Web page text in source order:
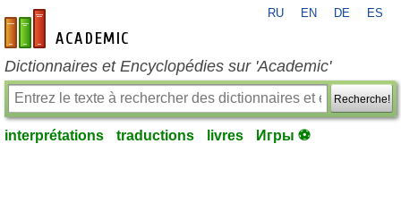
fr-academic.com
RU EN DE ES
Dictionnaires et Encyclopédies sur 'Academic'
Recherche!
interprétations traductions livres Игры ⚽